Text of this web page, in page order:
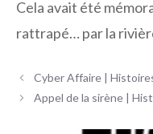
Cela avait été
rattrapé… par la
Navigation
des
Cyber ​​Affaire |
Appel de la sirène |